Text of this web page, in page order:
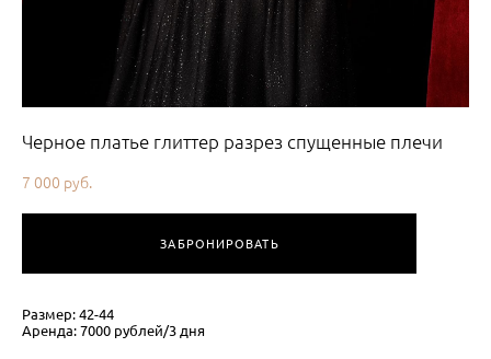
Черное платье глиттер разрез спущенные плечи
7 000 pуб.
ЗАБРОНИРОВАТЬ
Размер: 42-44
Аренда: 7000 рублей/3 дня